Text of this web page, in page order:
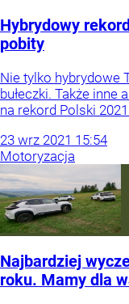
Hybrydowy
pobity
Nie tylko hybrydowe
bułeczki. Także inne
na rekord Polski
23 wrz 2021 15:54
Motoryzacja
Najbardziej
roku. Mamy dla